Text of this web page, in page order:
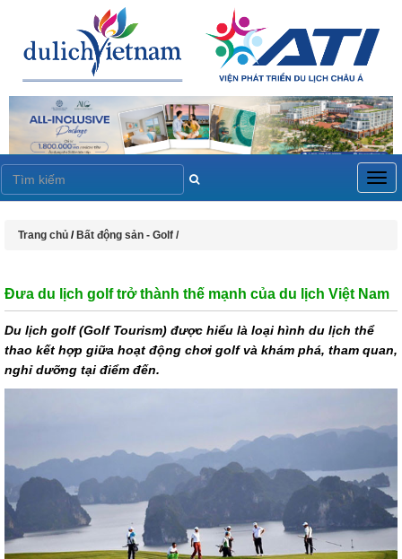
Trang chủ / Bất động sản - Golf /
Đưa du lịch golf trở thành thế mạnh của du lịch Việt Nam
Du lịch golf (Golf Tourism) được hiểu là loại hình du lịch thể
thao kết hợp giữa hoạt động chơi golf và khám phá, tham quan,
nghỉ dưỡng tại điểm đến.